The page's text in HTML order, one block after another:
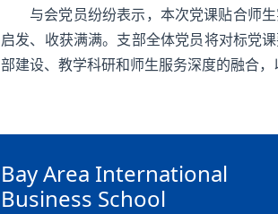
与会党员纷纷表示，本次党课贴合师
启发、收获满满。支部全体党员将对标党
部建设、教学科研和师生服务深度的融合，
Bay Area International
Business School